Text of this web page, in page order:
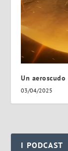
Un
03/04/2025
I PODCAST